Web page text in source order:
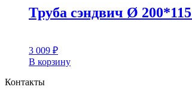
Труба сэндвич Ø
3 009 ₽
В корзину
Контакты